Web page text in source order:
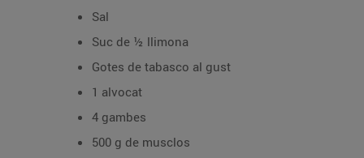
Sal
Suc de ½ llimona
Gotes de tabasco al gust
1 alvocat
4 gambes
500 g de musclos